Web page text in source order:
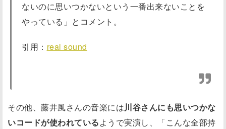
ないのに思いつかないという一番出来ないことを
やっている」とコメント。
引用： real sound
その他、藤井風さんの音楽には川谷さんにも思いつかな
いコードが使われているようで実演し、「こんな全部持